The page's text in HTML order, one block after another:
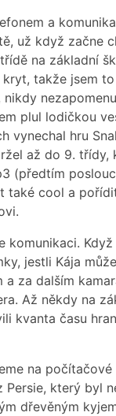
a
už když začne
na základní
takže jsem
plul lodičkou
vynechal hru
až do 9. třídy,
(předtím
také cool a
komunikaci.
jestli Kája
a za dalším
Až někdy na
kvanta času
na
Persie, který byl
dřevěným